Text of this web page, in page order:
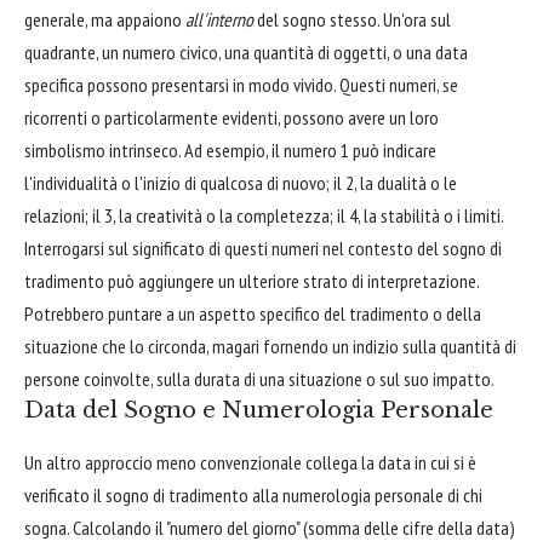
generale, ma appaiono all'internodel sogno stesso. Un'ora sul
quadrante, un numero civico, una quantità di oggetti, o una data
specifica possono presentarsi in modo vivido. Questi numeri, se
ricorrenti o particolarmente evidenti, possono avere un loro
simbolismo intrinseco. Ad esempio, il numero 1 può indicare
l'individualità o l'inizio di qualcosa di nuovo; il 2, la dualità o le
relazioni; il 3, la creatività o la completezza; il 4, la stabilità o i limiti.
Interrogarsi sul significato di questi numeri nel contesto del sogno di
tradimento può aggiungere un ulteriore strato di interpretazione.
Potrebbero puntare a un aspetto specifico del tradimento o della
situazione che lo circonda, magari fornendo un indizio sulla quantità di
persone coinvolte, sulla durata di una situazione o sul suo impatto.
Data del Sogno e Numerologia Personale
Un altro approccio meno convenzionale collega la data in cui si è
verificato il sogno di tradimento alla numerologia personale di chi
sogna. Calcolando il "numero del giorno" (somma delle cifre della data)